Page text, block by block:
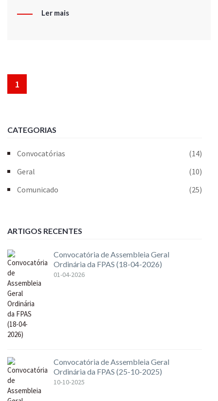
Ler mais
1
CATEGORIAS
Convocatórias
(14)
Geral
(10)
Comunicado
(25)
ARTIGOS RECENTES
Convocatória de Assembleia Geral
Ordinária da FPAS (18-04-2026)
01-04-2026
Convocatória de Assembleia Geral
Ordinária da FPAS (25-10-2025)
10-10-2025